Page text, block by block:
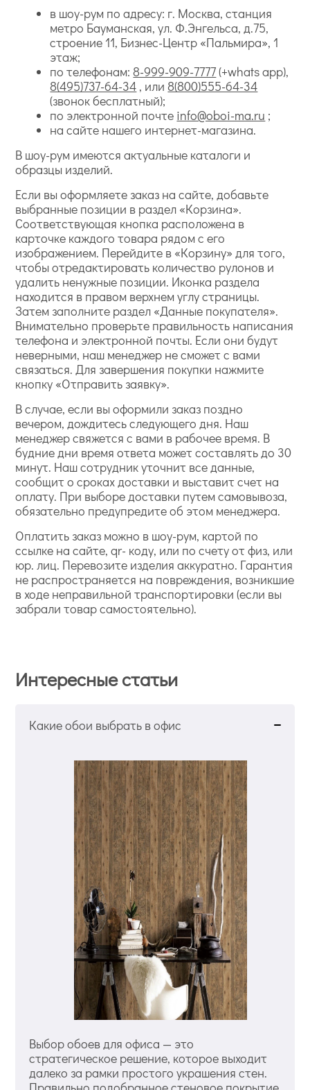
в шоу-рум по адресу: г. Москва, станция
метро Бауманская, ул. Ф.Энгельса, д.75,
строение 11, Бизнес-Центр «Пальмира», 1
этаж;
по телефонам: 8-999-909-7777(+whats app),
8(495)737-64-34 , или 8(800)555-64-34
(звонок бесплатный);
по электронной почте info@oboi-ma.ru ;
на сайте нашего интернет-магазина.
В шоу-рум имеются актуальные каталоги и
образцы изделий.
Если вы оформляете заказ на сайте, добавьте
выбранные позиции в раздел «Корзина».
Соответствующая кнопка расположена в
карточке каждого товара рядом с его
изображением. Перейдите в «Корзину» для того,
чтобы отредактировать количество рулонов и
удалить ненужные позиции. Иконка раздела
находится в правом верхнем углу страницы.
Затем заполните раздел «Данные покупателя».
Внимательно проверьте правильность написания
телефона и электронной почты. Если они будут
неверными, наш менеджер не сможет с вами
связаться. Для завершения покупки нажмите
кнопку «Отправить заявку».
В случае, если вы оформили заказ поздно
вечером, дождитесь следующего дня. Наш
менеджер свяжется с вами в рабочее время. В
будние дни время ответа может составлять до 30
минут. Наш сотрудник уточнит все данные,
сообщит о сроках доставки и выставит счет на
оплату. При выборе доставки путем самовывоза,
обязательно предупредите об этом менеджера.
Оплатить заказ можно в шоу-рум, картой по
ссылке на сайте, qr- коду, или по счету от физ, или
юр. лиц. Перевозите изделия аккуратно. Гарантия
не распространяется на повреждения, возникшие
в ходе неправильной транспортировки (если вы
забрали товар самостоятельно).
Интересные статьи
Какие обои выбрать в офис
Выбор обоев для офиса — это
стратегическое решение, которое выходит
далеко за рамки простого украшения стен.